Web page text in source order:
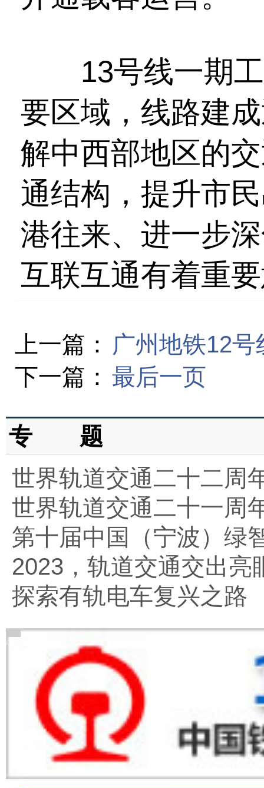
13号线一期工
要区域，线路建
解中西部地区的
通结构，提升市
港往来、进一步
互联互通有着重
上一篇： 广州地铁12
下一篇： 最后一页
专 题
世界轨道交通二十二周
世界轨道交通二十一周
第十届中国（宁波）绿
2023，轨道交通交出亮
探索有轨电车复兴之路
广告